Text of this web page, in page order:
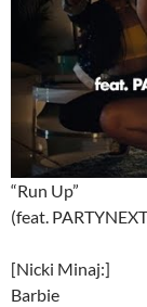
“Run Up”
(feat.
[Nicki Minaj:]
Barbie